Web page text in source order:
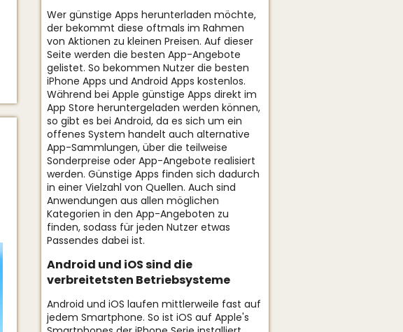
Wer günstige Apps herunterladen möchte,
der bekommt diese oftmals im Rahmen
von Aktionen zu kleinen Preisen. Auf dieser
Seite werden die besten App-Angebote
gelistet. So bekommen Nutzer die besten
iPhone Apps und Android Apps kostenlos.
Während bei Apple günstige Apps direkt im
App Store heruntergeladen werden können,
so gibt es bei Android, da es sich um ein
offenes System handelt auch alternative
App-Sammlungen, über die teilweise
Sonderpreise oder App-Angebote realisiert
werden. Günstige Apps finden sich dadurch
in einer Vielzahl von Quellen. Auch sind
Anwendungen aus allen möglichen
Kategorien in den App-Angeboten zu
finden, sodass für jeden Nutzer etwas
Passendes dabei ist.
Android und iOS sind die
verbreitetsten Betriebsysteme
Android und iOS laufen mittlerweile fast auf
jedem Smartphone. So ist iOS auf Apple's